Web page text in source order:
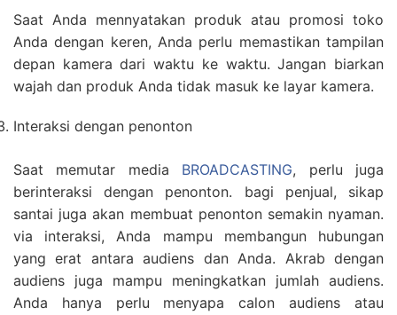
Saat Anda mennyatakan produk atau promosi toko
Anda dengan keren, Anda perlu memastikan tampilan
depan kamera dari waktu ke waktu. Jangan biarkan
wajah dan produk Anda tidak masuk ke layar kamera.
Interaksi dengan penonton
Saat memutar media BROADCASTING, perlu juga
berinteraksi dengan penonton. bagi penjual, sikap
santai juga akan membuat penonton semakin nyaman.
via interaksi, Anda mampu membangun hubungan
yang erat antara audiens dan Anda. Akrab dengan
audiens juga mampu meningkatkan jumlah audiens.
Anda hanya perlu menyapa calon audiens atau